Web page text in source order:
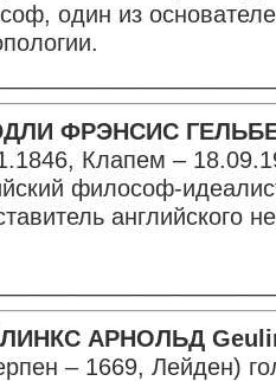
один из
ФРЭНСИС
Клапем –
философ-
английского
АРНОЛЬД
– 1669, Лейден)